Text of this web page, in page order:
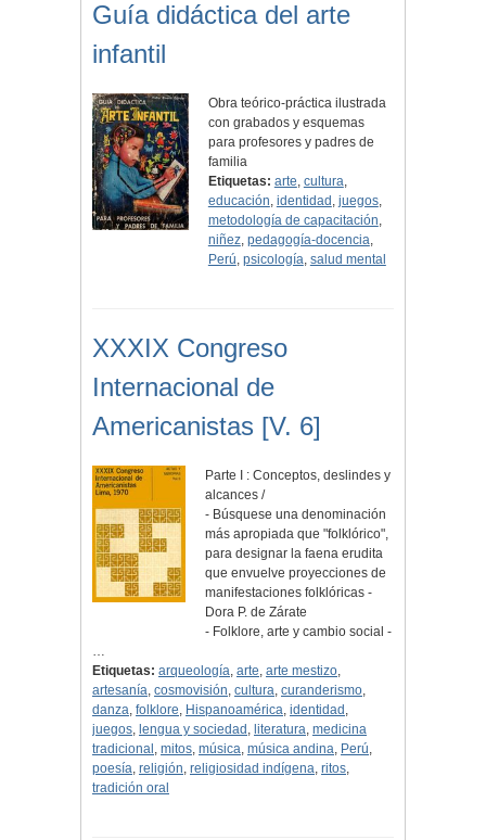
Guía didáctica del arte
infantil
Obra teórico-práctica ilustrada
con grabados y esquemas
para profesores y padres de
familia
Etiquetas: arte, cultura,
educación, identidad , juegos,
metodología de capacitación,
niñez, pedagogía-docencia,
Perú, psicología, salud mental
XXXIX Congreso
Internacional de
Americanistas [V. 6]
Parte I : Conceptos, deslindes y
alcances /
- Búsquese una denominación
más apropiada que "folklórico",
para designar la faena erudita
que envuelve proyecciones de
manifestaciones folklóricas -
Dora P. de Zárate
- Folklore, arte y cambio social -
…
Etiquetas: arqueología, arte, arte mestizo,
artesanía, cosmovisión, cultura, curanderismo,
danza, folklore, Hispanoamérica, identidad ,
juegos, lengua y sociedad , literatura, medicina
tradicional , mitos, música, música andina, Perú,
poesía, religión, religiosidad indígena, ritos,
tradición oral